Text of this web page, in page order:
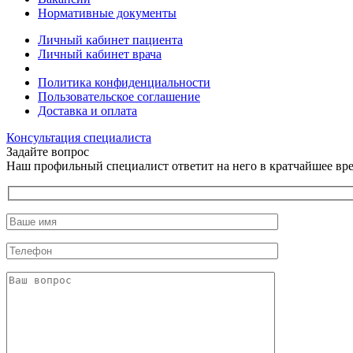
Нормативные документы
Личный кабинет пациента
Личный кабинет врача
Политика конфиденциальности
Пользовательское соглашение
Доставка и оплата
Консультация специалиста
Задайте вопрос
Наш профильный специалист ответит на него в кратчайшее